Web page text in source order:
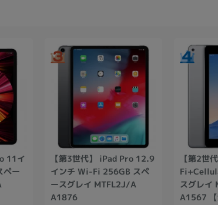
11イ
ペー
【第3世代】 iPad Pro 12.9
インチ Wi-Fi 256GB スペ
ースグレイ MTFL2J/A
A1876
【第2世
スグレイ
A1567